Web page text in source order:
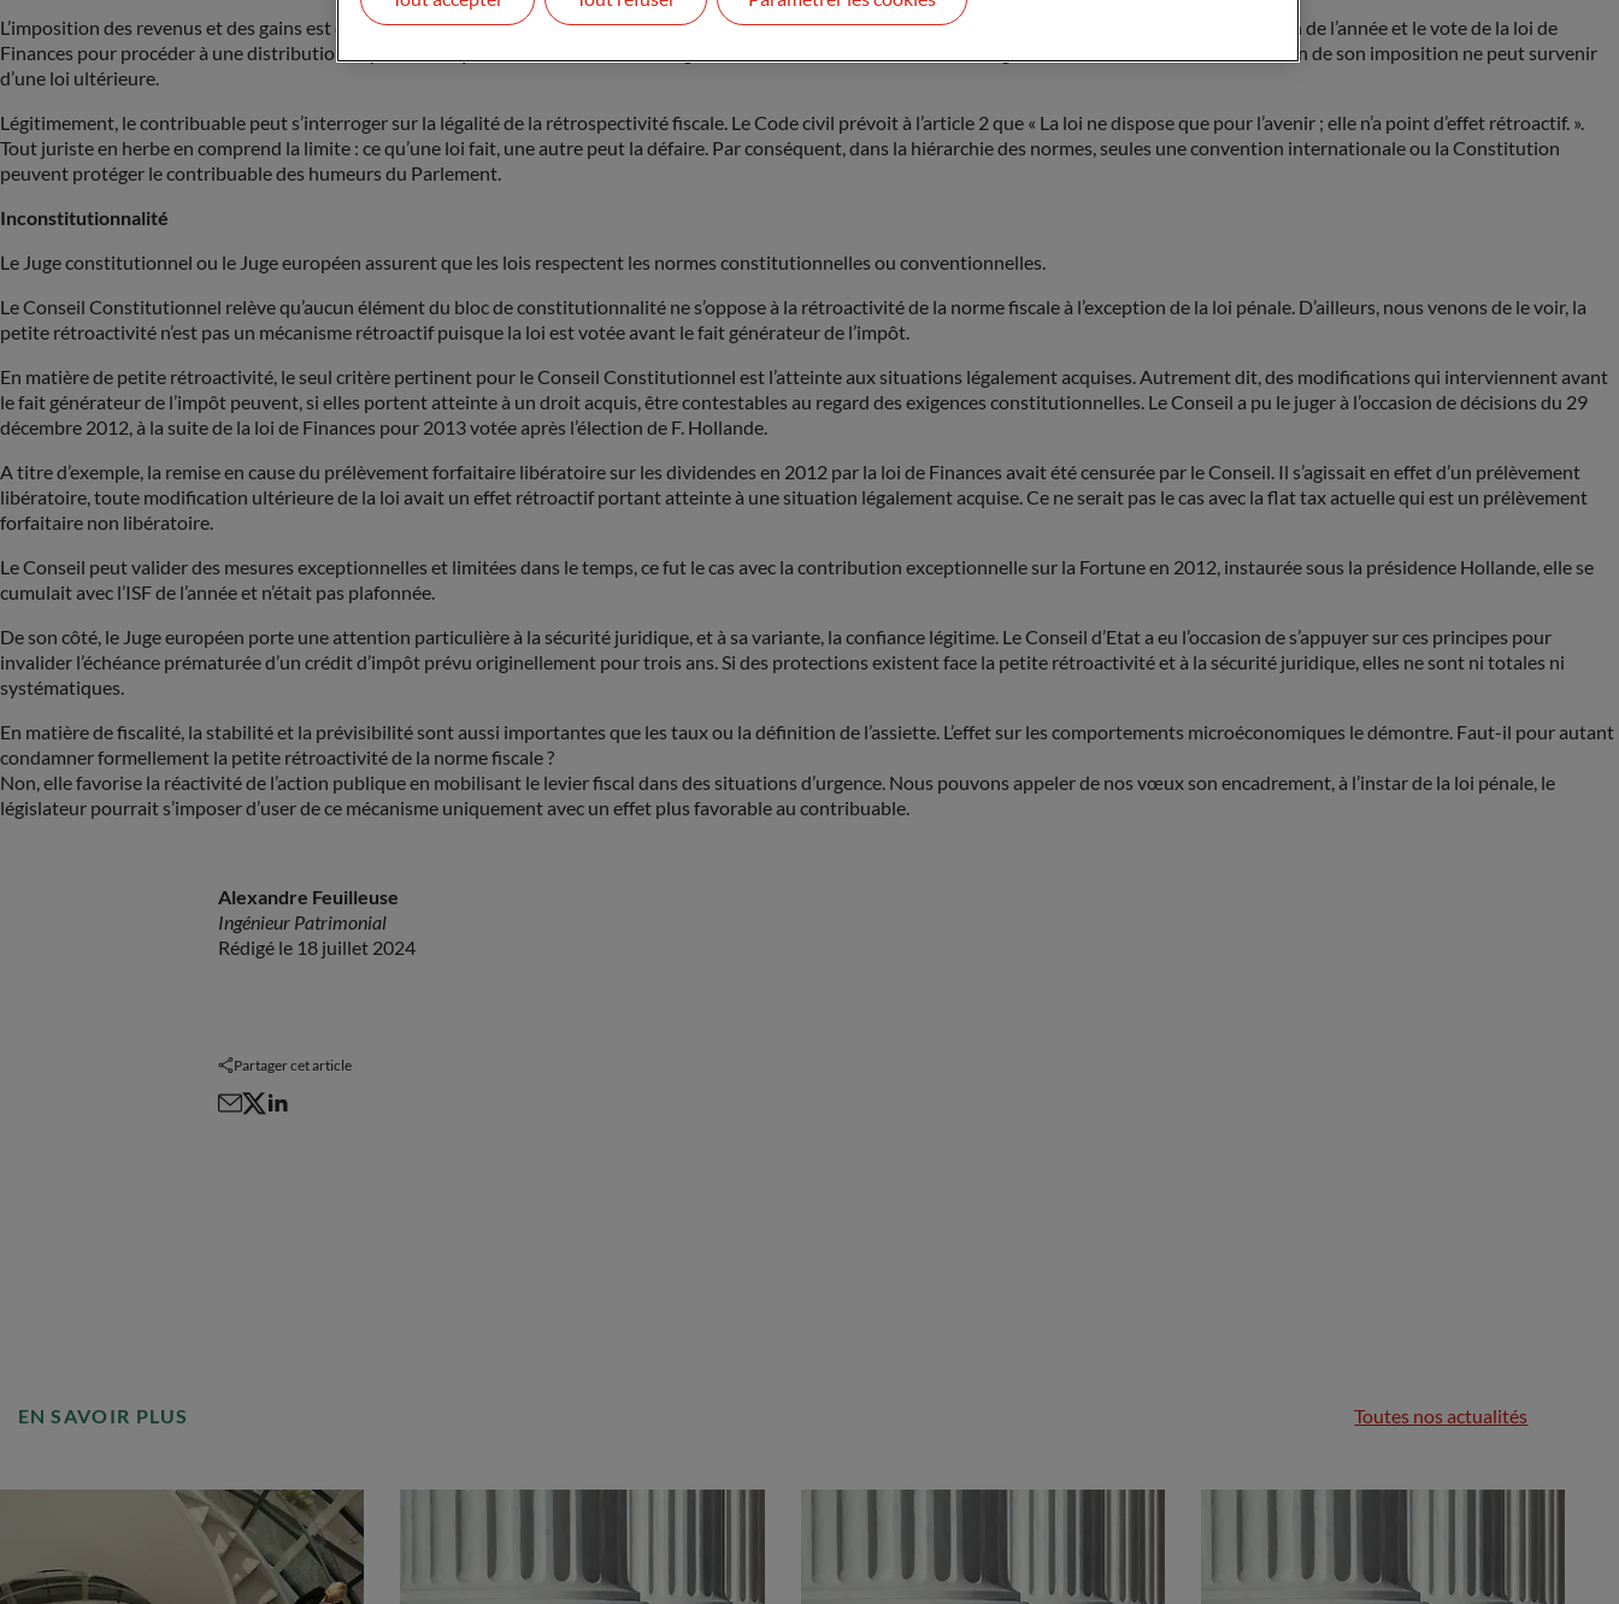
L’imposition des revenus et des gains est concernée par la mini-rétroactivité : revenus, dividendes, intérêts, plus-values… Dès lors, un esprit avisé attendra la fin de l’année et le vote de la loi de
Finances pour procéder à une distribution importante. Quant aux donations, le fait générateur coïncide avec la date d’enregistrement de l’acte, une modification de son imposition ne peut survenir
d’une loi ultérieure.
Légitimement, le contribuable peut s’interroger sur la légalité de la rétrospectivité fiscale. Le Code civil prévoit à l’article 2 que « La loi ne dispose que pour l’avenir ; elle n’a point d’effet rétroactif. ».
Tout juriste en herbe en comprend la limite : ce qu’une loi fait, une autre peut la défaire. Par conséquent, dans la hiérarchie des normes, seules une convention internationale ou la Constitution
peuvent protéger le contribuable des humeurs du Parlement.
Inconstitutionnalité
Le Juge constitutionnel ou le Juge européen assurent que les lois respectent les normes constitutionnelles ou conventionnelles.
Le Conseil Constitutionnel relève qu’aucun élément du bloc de constitutionnalité ne s’oppose à la rétroactivité de la norme fiscale à l’exception de la loi pénale. D’ailleurs, nous venons de le voir, la
petite rétroactivité n’est pas un mécanisme rétroactif puisque la loi est votée avant le fait générateur de l’impôt.
En matière de petite rétroactivité, le seul critère pertinent pour le Conseil Constitutionnel est l’atteinte aux situations légalement acquises. Autrement dit, des modifications qui interviennent avant
le fait générateur de l’impôt peuvent, si elles portent atteinte à un droit acquis, être contestables au regard des exigences constitutionnelles. Le Conseil a pu le juger à l’occasion de décisions du 29
décembre 2012, à la suite de la loi de Finances pour 2013 votée après l’élection de F. Hollande.
A titre d’exemple, la remise en cause du prélèvement forfaitaire libératoire sur les dividendes en 2012 par la loi de Finances avait été censurée par le Conseil. Il s’agissait en effet d’un prélèvement
libératoire, toute modification ultérieure de la loi avait un effet rétroactif portant atteinte à une situation légalement acquise. Ce ne serait pas le cas avec la flat tax actuelle qui est un prélèvement
forfaitaire non libératoire.
Le Conseil peut valider des mesures exceptionnelles et limitées dans le temps, ce fut le cas avec la contribution exceptionnelle sur la Fortune en 2012, instaurée sous la présidence Hollande, elle se
cumulait avec l’ISF de l’année et n’était pas plafonnée.
De son côté, le Juge européen porte une attention particulière à la sécurité juridique, et à sa variante, la confiance légitime. Le Conseil d’Etat a eu l’occasion de s’appuyer sur ces principes pour
invalider l’échéance prématurée d’un crédit d’impôt prévu originellement pour trois ans. Si des protections existent face la petite rétroactivité et à la sécurité juridique, elles ne sont ni totales ni
systématiques.
En matière de fiscalité, la stabilité et la prévisibilité sont aussi importantes que les taux ou la définition de l’assiette. L’effet sur les comportements microéconomiques le démontre. Faut-il pour autant
condamner formellement la petite rétroactivité de la norme fiscale ?
Non, elle favorise la réactivité de l’action publique en mobilisant le levier fiscal dans des situations d’urgence. Nous pouvons appeler de nos vœux son encadrement, à l’instar de la loi pénale, le
législateur pourrait s’imposer d’user de ce mécanisme uniquement avec un effet plus favorable au contribuable.
Alexandre Feuilleuse
Ingénieur Patrimonial
Rédigé le 18 juillet 2024
Partager cet article
EN SAVOIR PLUS Toutes nos actualités